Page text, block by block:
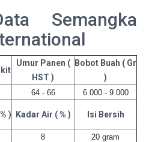
Semangka
Umur Panen (
HST )
Bobot Buah ( Gr
)
64 - 66 6.000 - 9.000
) Kadar Air ( % ) Isi Bersih
8
20 gram